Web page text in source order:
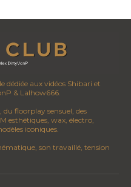
dédiée aux vidéos Shibari et
& Lalhow666.
floorplay sensuel, des
esthétiques, wax, électro,
iconiques.
son travaillé, tension